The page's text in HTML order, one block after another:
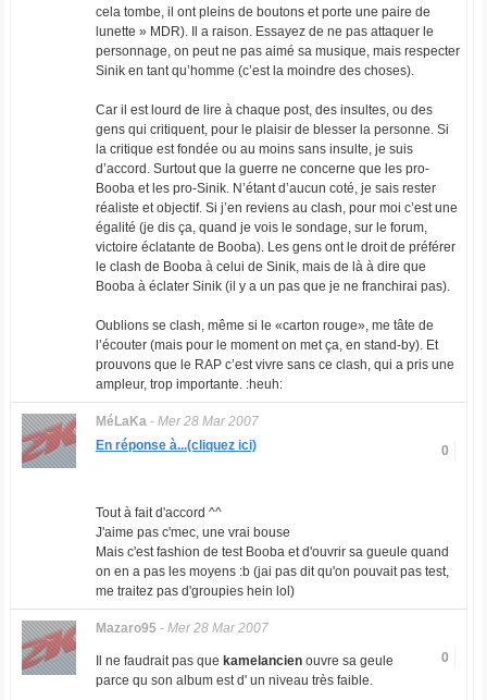
cela tombe, il ont pleins de boutons et porte une paire de
lunette » MDR). Il a raison. Essayez de ne pas attaquer le
personnage, on peut ne pas aimé sa musique, mais respecter
Sinik en tant qu’homme (c’est la moindre des choses).
Car il est lourd de lire à chaque post, des insultes, ou des
gens qui critiquent, pour le plaisir de blesser la personne. Si
la critique est fondée ou au moins sans insulte, je suis
d’accord. Surtout que la guerre ne concerne que les pro-
Booba et les pro-Sinik. N’étant d’aucun coté, je sais rester
réaliste et objectif. Si j’en reviens au clash, pour moi c’est une
égalité (je dis ça, quand je vois le sondage, sur le forum,
victoire éclatante de Booba). Les gens ont le droit de préférer
le clash de Booba à celui de Sinik, mais de là à dire que
Booba à éclater Sinik (il y a un pas que je ne franchirai pas).
Oublions se clash, même si le «carton rouge», me tâte de
l’écouter (mais pour le moment on met ça, en stand-by). Et
prouvons que le RAP c’est vivre sans ce clash, qui a pris une
ampleur, trop importante. :heuh:
MéLaKa- Mer 28 Mar 2007
0
En réponse à...(cliquez ici)
Tout à fait d'accord ^^
J'aime pas c'mec, une vrai bouse
Mais c'est fashion de test Booba et d'ouvrir sa gueule quand
on en a pas les moyens :b (jai pas dit qu'on pouvait pas test,
me traitez pas d'groupies hein lol)
Mazaro95- Mer 28 Mar 2007
0
Il ne faudrait pas que kamelancienouvre sa geule
parce qu son album est d' un niveau très faible.